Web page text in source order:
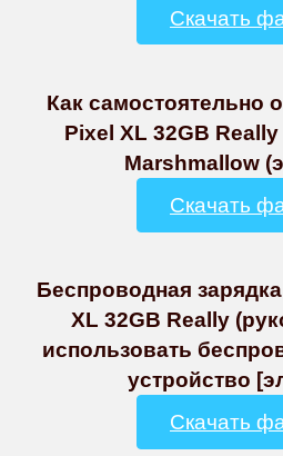
Скачать
Как самостоятельно
Pixel XL 32GB
Marshmallow
Скачать
Беспроводная
XL 32GB Really
использовать
устройство
Скачать